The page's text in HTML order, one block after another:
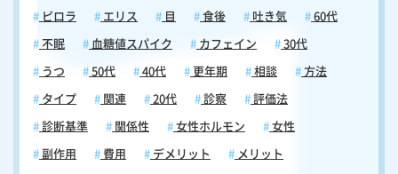
たワクチンのことです。フルミスト点鼻液は「経鼻弱毒生インフルエン
られています。生ワクチンは体内でより自然な免疫応答を引き起こすた
め、効果的な免疫を獲得できる可能性が高いとされています。 【フルミ
状が出ることがありますか？ 接種後1週間以内に、30〜40%の方に鼻水
や咳などの軽い風邪様症状や微熱がみられることがあります。これらの
見られても再投与の必要はありません。ただし、接種時に強い抵抗があ
ピロラ エリス 目 食後 吐き気 60代
不眠 血糖値スパイク カフェイン 30代
うつ 50代 40代 更年期 相談 方法
タイプ 関連 20代 診察 評価法
診断基準 関係性 女性ホルモン 女性
副作用 費用 デメリット メリット